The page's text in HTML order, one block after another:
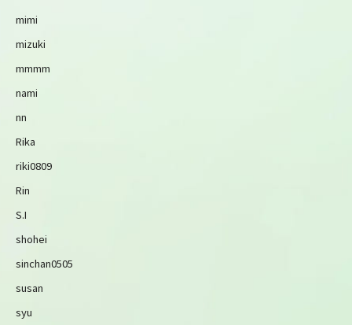
mimi
mizuki
mmmm
nami
nn
Rika
riki0809
Rin
S.I
shohei
sinchan0505
susan
syu